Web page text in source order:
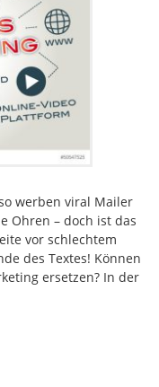
werben viral Mailer
Ohren – doch ist das
vor schlechtem
des Textes! Können
ersetzen? In der